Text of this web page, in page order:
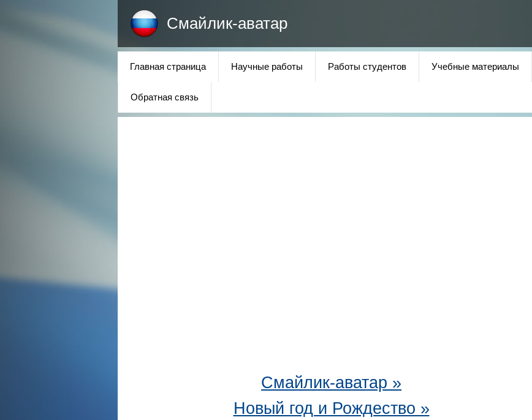
Смайлик-аватар
Главная страница Научные работы Работы студентов Учебные материалы
Обратная связь
Смайлик-аватар »
Новый год и Рождество »